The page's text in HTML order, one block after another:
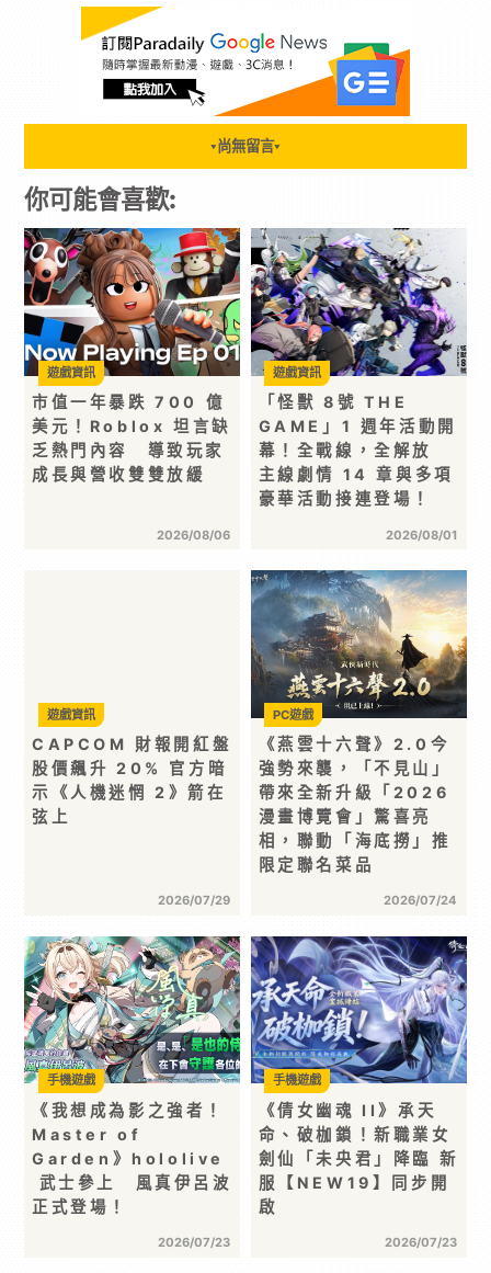
▼ 尚無留言▼
你可能會喜歡:
市值一年暴跌 700 億
美元！Roblox 坦言缺
乏熱門內容 導致玩家
成長與營收雙雙放緩
2026/08/06
遊戲資訊
「怪獸 8號 THE
GAME」1 週年活動開
幕！全戰線，全解放
主線劇情 14 章與多項
豪華活動接連登場！
2026/08/01
遊戲資訊
CAPCOM 財報開紅盤
股價飆升 20% 官方暗
示《人機迷惘 2》箭在
弦上
2026/07/29
遊戲資訊
《燕雲十六聲》2.0今
強勢來襲，「不見山」
帶來全新升級「2026
漫畫博覽會」驚喜亮
相，聯動「海底撈」推
限定聯名菜品
2026/07/24
PC遊戲
《我想成為影之強者！
Master of
Garden》hololive
武士參上 風真伊呂波
正式登場！
2026/07/23
手機遊戲
《倩女幽魂 II》承天
命、破枷鎖！新職業女
劍仙「未央君」降臨 新
服【NEW19】同步開
啟
2026/07/23
手機遊戲